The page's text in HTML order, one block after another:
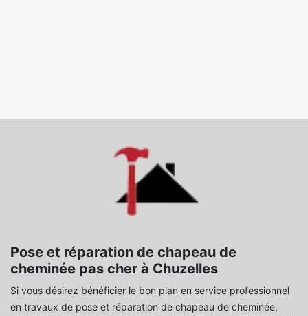
Pose et réparation de chapeau de
cheminée pas cher à Chuzelles
Si vous désirez bénéficier le bon plan en service professionnel
en travaux de pose et réparation de chapeau de cheminée,